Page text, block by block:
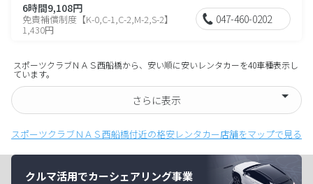
6時間9,108円
免責補償制度【K-0,C-1,C-2,M-2,S-2】
1,430円
047-460-0202
スポーツクラブＮＡＳ西船橋から、安い順に安いレンタカーを40車種表示し
ています。
さらに表示
スポーツクラブＮＡＳ西船橋付近の格安レンタカー店舗をマップで見る
クルマ活用でカーシェアリング事業